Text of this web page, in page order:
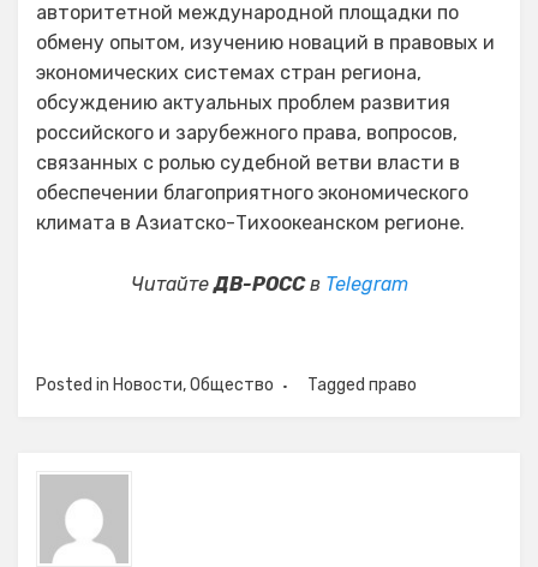
авторитетной международной площадки по
обмену опытом, изучению новаций в правовых и
экономических системах стран региона,
обсуждению актуальных проблем развития
российского и зарубежного права, вопросов,
связанных с ролью судебной ветви власти в
обеспечении благоприятного экономического
климата в Азиатско-Тихоокеанском регионе.
ЧитайтеДВ-РОССв Telegram
Posted in Новости,Общество Tagged право